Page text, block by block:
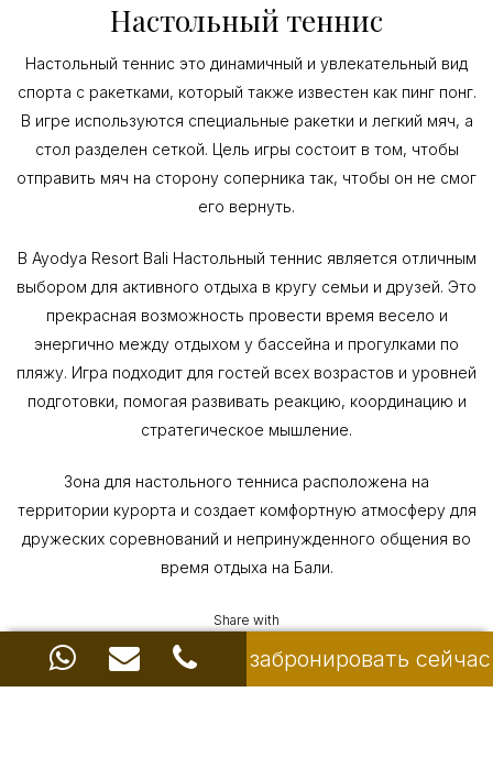
Настольный теннис
Настольный теннис это динамичный и увлекательный вид
спорта с ракетками, который также известен как пинг понг.
В игре используются специальные ракетки и легкий мяч, а
стол разделен сеткой. Цель игры состоит в том, чтобы
отправить мяч на сторону соперника так, чтобы он не смог
его вернуть.
В Ayodya Resort Bali Настольный теннис является отличным
выбором для активного отдыха в кругу семьи и друзей. Это
прекрасная возможность провести время весело и
энергично между отдыхом у бассейна и прогулками по
пляжу. Игра подходит для гостей всех возрастов и уровней
подготовки, помогая развивать реакцию, координацию и
стратегическое мышление.
Зона для настольного тенниса расположена на
территории курорта и создает комфортную атмосферу для
дружеских соревнований и непринужденного общения во
время отдыха на Бали.
Share with
забронировать сейчас